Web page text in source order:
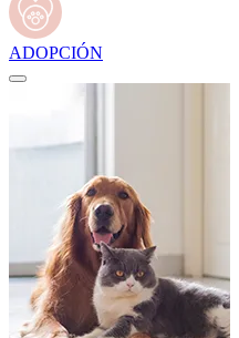
ADOPCIÓN